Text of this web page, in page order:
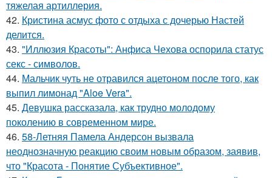
тяжелая артиллерия.
42. Кристина асмус фото с отдыха с дочерью Настей
делится.
43. "Иллюзия Красоты": Анфиса Чехова оспорила статус
секс - символов.
44. Мальчик чуть не отравился ацетоном после того, как
выпил лимонад "Aloe Vera".
45. Девушка рассказала, как трудно молодому
поколению в современном мире.
46. 58-Летняя Памела Андерсон вызвала
неоднозначную реакцию своим новым образом, заявив,
что "Красота - Понятие Субъективное".